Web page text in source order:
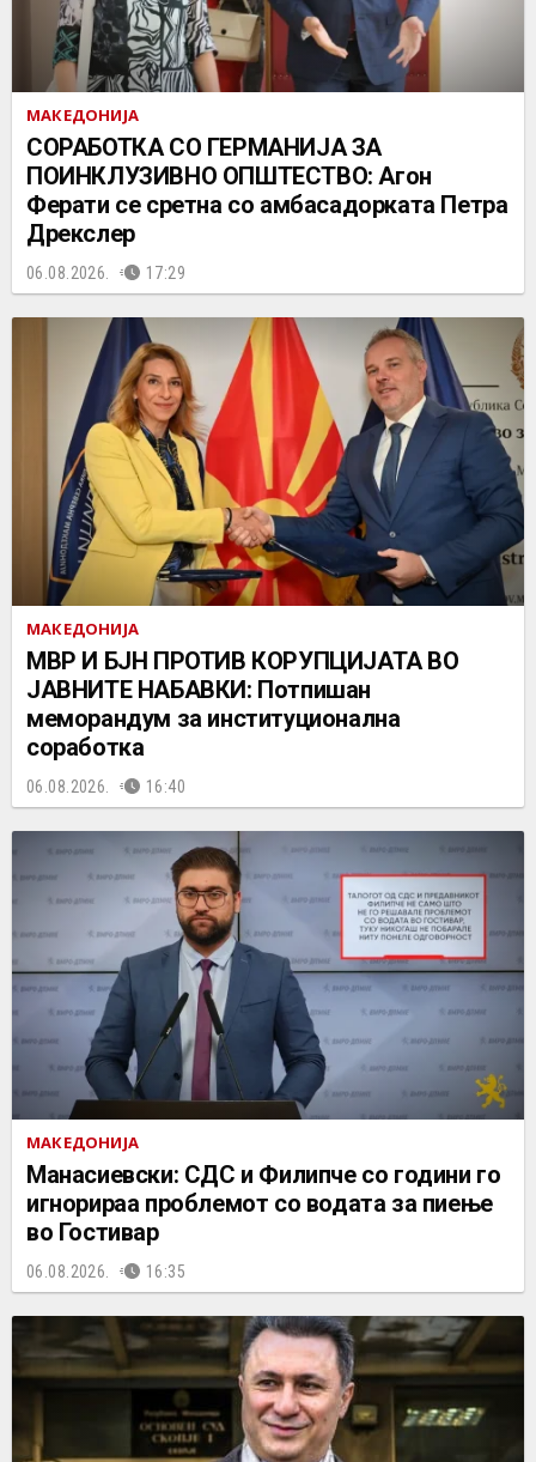
МАКЕДОНИЈА
СОРАБОТКА СО ГЕРМАНИЈА ЗА
ПОИНКЛУЗИВНО ОПШТЕСТВО: Агон
Ферати се сретна со амбасадорката Петра
Дрекслер
06.08.2026. 17:29
МАКЕДОНИЈА
МВР И БЈН ПРОТИВ КОРУПЦИЈАТА ВО
ЈАВНИТЕ НАБАВКИ: Потпишан
меморандум за институционална
соработка
06.08.2026. 16:40
МАКЕДОНИЈА
Манасиевски: СДС и Филипче со години го
игнорираа проблемот со водата за пиење
во Гостивар
06.08.2026. 16:35